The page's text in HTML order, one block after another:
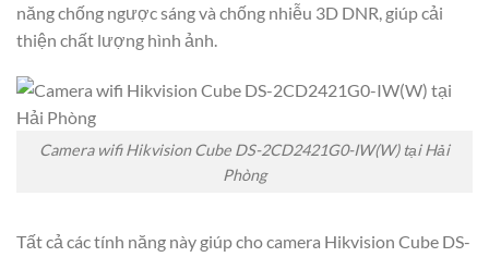
năng chống ngược sáng và chống nhiễu 3D DNR, giúp cải
thiện chất lượng hình ảnh.
Camera wifi Hikvision Cube DS-2CD2421G0-IW(W) tại Hải
Phòng
Tất cả các tính năng này giúp cho camera Hikvision Cube DS-